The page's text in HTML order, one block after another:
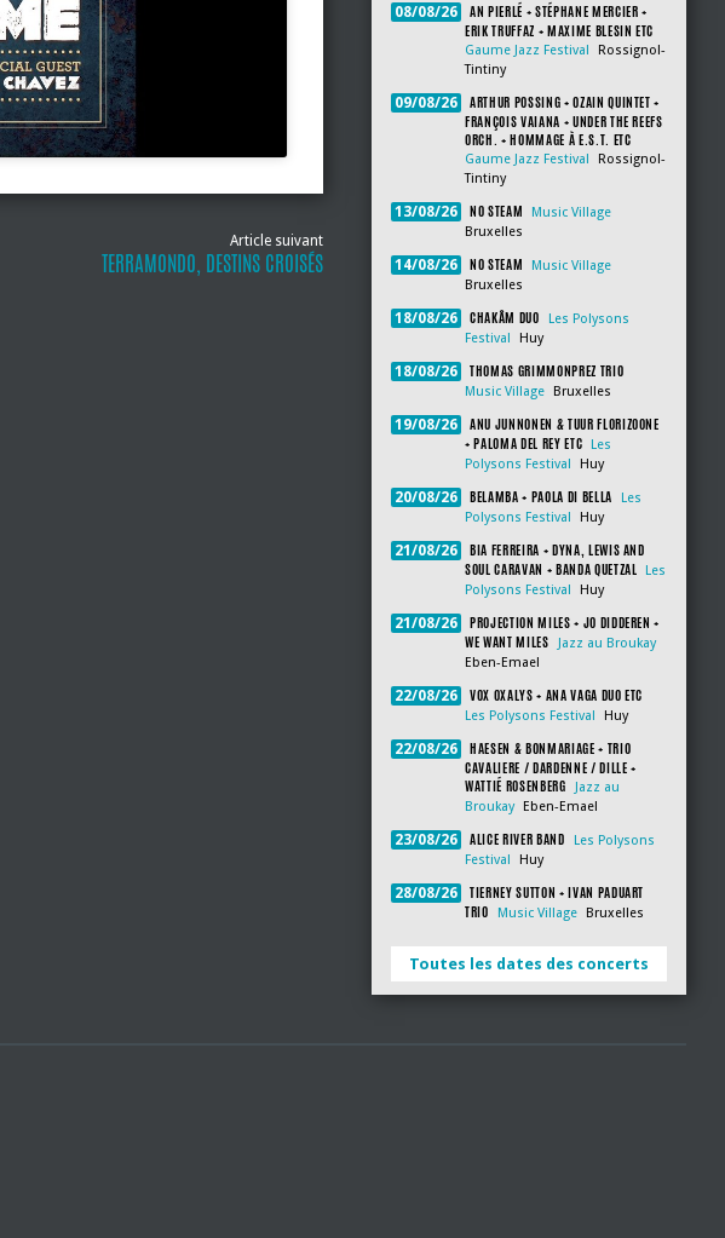
Article suivant
TERRAMONDO, DESTINS CROISÉS
08/08/26
AN PIERLÉ + STÉPHANE MERCIER +
ERIK TRUFFAZ + MAXIME BLESIN ETC
Gaume Jazz Festival
Rossignol-
Tintiny
09/08/26
ARTHUR POSSING + OZAIN QUINTET +
FRANÇOIS VAIANA + UNDER THE REEFS
ORCH. + HOMMAGE À E.S.T. ETC
Gaume Jazz Festival
Rossignol-
Tintiny
13/08/26 NO STEAM
Music Village
Bruxelles
14/08/26 NO STEAM
Music Village
Bruxelles
18/08/26 CHAKÂM DUO
Les Polysons
Festival
Huy
18/08/26 THOMAS GRIMMONPREZ TRIO
Music Village Bruxelles
19/08/26
ANU JUNNONEN & TUUR FLORIZOONE
+ PALOMA DEL REY ETC
Les
Polysons Festival
Huy
20/08/26 BELAMBA + PAOLA DI BELLA
Les
Polysons Festival
Huy
21/08/26
BIA FERREIRA + DYNA, LEWIS AND
SOUL CARAVAN + BANDA QUETZAL
Les
Polysons Festival
Huy
21/08/26
PROJECTION MILES + JO DIDDEREN +
WE WANT MILES
Jazz au Broukay
Eben-Emael
22/08/26 VOX OXALYS + ANA VAGA DUO ETC
Les Polysons Festival Huy
22/08/26
HAESEN & BONMARIAGE + TRIO
CAVALIERE / DARDENNE / DILLE +
WATTIÉ ROSENBERG
Jazz au
Broukay
Eben-Emael
23/08/26 ALICE RIVER BAND
Les Polysons
Festival
Huy
28/08/26
TIERNEY SUTTON + IVAN PADUART
TRIO
Music Village Bruxelles
Toutes les dates des concerts